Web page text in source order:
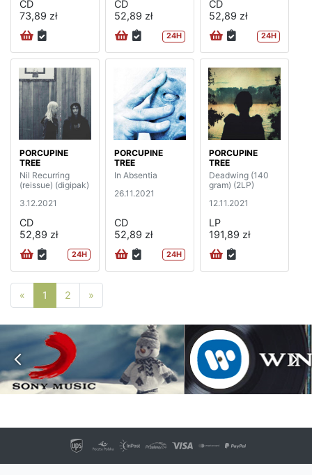
CD
73,89 zł
CD
52,89 zł
24H
CD
52,89 zł
24H
PORCUPINE
TREE
Nil Recurring
(reissue) (digipak)
3.12.2021
CD
52,89 zł
24H
PORCUPINE
TREE
In Absentia
26.11.2021
CD
52,89 zł
24H
PORCUPINE
TREE
Deadwing (140
gram) (2LP)
12.11.2021
LP
191,89 zł
« Poprzednia strona
1 2 »